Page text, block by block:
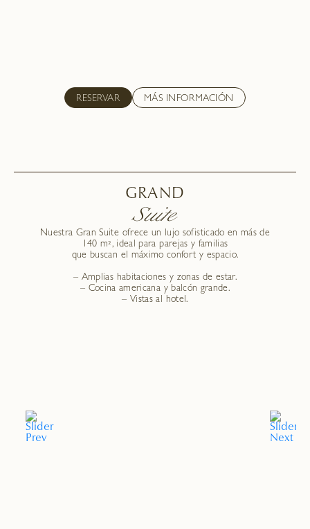
RESERVAR MÁS INFORMACIÓN
GRAND
Suite
Nuestra Gran Suite ofrece un lujo sofisticado en más de
140 m², ideal para parejas y familias
que buscan el máximo confort y espacio.
– Amplias habitaciones y zonas de estar.
– Cocina americana y balcón grande.
– Vistas al hotel.